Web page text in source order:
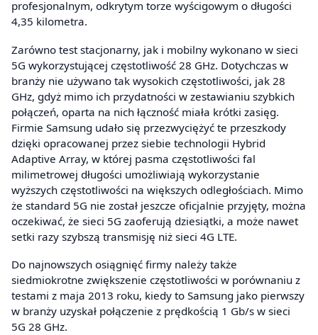
profesjonalnym, odkrytym torze wyścigowym o długości
4,35 kilometra.
Zarówno test stacjonarny, jak i mobilny wykonano w sieci
5G wykorzystującej częstotliwość 28 GHz. Dotychczas w
branży nie używano tak wysokich częstotliwości, jak 28
GHz, gdyż mimo ich przydatności w zestawianiu szybkich
połączeń, oparta na nich łączność miała krótki zasięg.
Firmie Samsung udało się przezwyciężyć te przeszkody
dzięki opracowanej przez siebie technologii Hybrid
Adaptive Array, w której pasma częstotliwości fal
milimetrowej długości umożliwiają wykorzystanie
wyższych częstotliwości na większych odległościach. Mimo
że standard 5G nie został jeszcze oficjalnie przyjęty, można
oczekiwać, że sieci 5G zaoferują dziesiątki, a może nawet
setki razy szybszą transmisję niż sieci 4G LTE.
Do najnowszych osiągnięć firmy należy także
siedmiokrotne zwiększenie częstotliwości w porównaniu z
testami z maja 2013 roku, kiedy to Samsung jako pierwszy
w branży uzyskał połączenie z prędkością 1 Gb/s w sieci
5G 28 GHz.